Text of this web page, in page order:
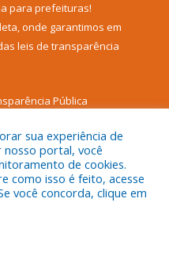
para prefeituras!
onde garantimos em
leis de transparência
Pública
Municipal de Senador
sua experiência de
nosso portal, você
de cookies.
como isso é feito, acesse
você concorda, clique em